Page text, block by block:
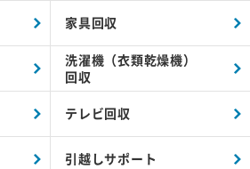
家具回収
洗濯機（衣類乾燥機）
回収
テレビ回収
引越しサポート